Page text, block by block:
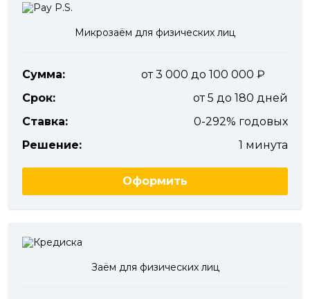
Микрозаём для физических лиц
Сумма:
от 3 000 до 100 000
Срок:
от 5 до 180 дней
Ставка:
0-292% годовых
Решение:
1 минута
Оформить
Заём для физических лиц